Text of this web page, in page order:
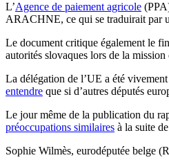
L’Agence de paiement agricole
ARACHNE, ce qui se traduirait par
Le document critique également le
autorités slovaques lors de la
La délégation de l’UE a été
entendre que si d’autres députés
Le jour même de la publication du
préoccupations similaires à la suite
Sophie Wilmès, eurodéputée belge